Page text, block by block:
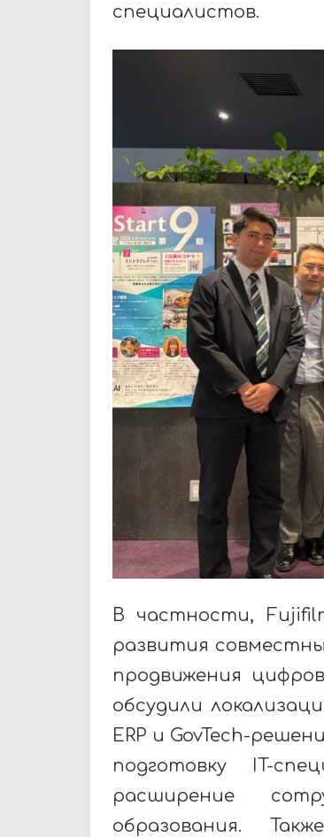
специалистов.
В частности,
развития
продвижения
обсудили
ERP и GovTech-
подготовку IT-
расширение
образования.